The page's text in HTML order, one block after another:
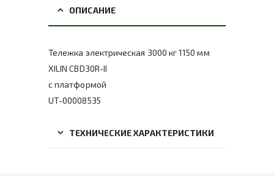
ОПИСАНИЕ
Тележка электрическая 3000 кг 1150 мм
XILIN CBD30R-II
с платформой
UT-00008535
ТЕХНИЧЕСКИЕ ХАРАКТЕРИСТИКИ